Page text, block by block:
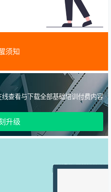
须知
线查看与下载全部基础培训付费内容
升级